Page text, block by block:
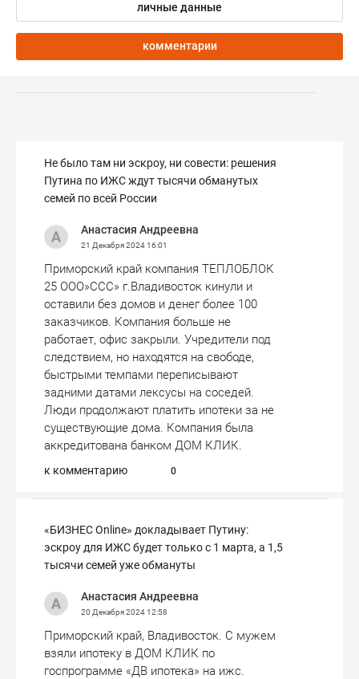
личные данные
комментарии
Не было там ни эскроу, ни совести: решения
Путина по ИЖС ждут тысячи обманутых
семей по всей России
Анастасия Андреевна
21 Декабря 202416:01
Приморский край компания ТЕПЛОБЛОК
25 ООО»ССС» г.Владивосток кинули и
оставили без домов и денег более 100
заказчиков. Компания больше не
работает, офис закрыли. Учредители под
следствием, но находятся на свободе,
быстрыми темпами переписывают
задними датами лексусы на соседей.
Люди продолжают платить ипотеки за не
существующие дома. Компания была
аккредитована банком ДОМ КЛИК.
к комментарию 0
«БИЗНЕС Online» докладывает Путину:
эскроу для ИЖС будет только с 1 марта, а 1,5
тысячи семей уже обмануты
Анастасия Андреевна
20 Декабря 202412:58
Приморский край, Владивосток. С мужем
взяли ипотеку в ДОМ КЛИК по
госпрограмме «ДВ ипотека» на ижс.